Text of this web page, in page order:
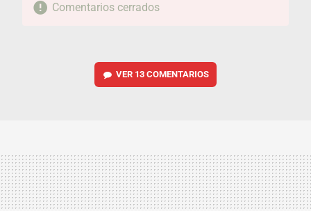
Comentarios cerrados
VER 13 COMENTARIOS